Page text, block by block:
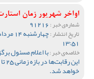
اواخر شهریور زمان
شماره‌ی خبر :
تاریخ انتشار :
13:51
خلاصه‌ی خبر :با اعلام مسئول
خواهد شد.